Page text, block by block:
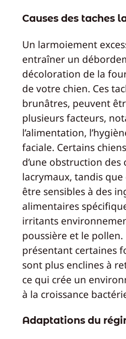
Causes des taches
Un larmoiement
entraîner un
décoloration de la
de votre chien. Ces
brunâtres, peuvent
plusieurs facteurs,
l’alimentation,
faciale. Certains
d’une obstruction des
lacrymaux, tandis que
être sensibles à des
alimentaires
irritants
poussière et le pollen.
présentant certaines
sont plus enclines à
ce qui crée un
à la croissance
Adaptations du